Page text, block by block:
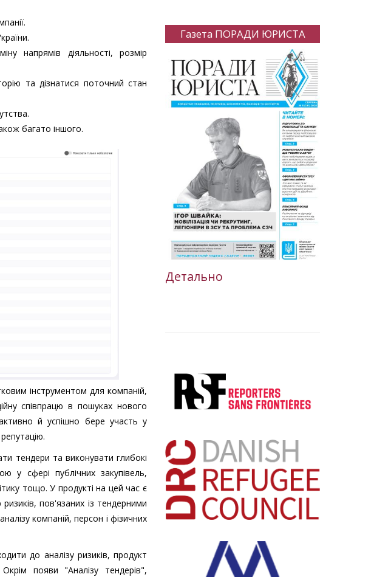
напрямів діяльності, розмір
та дізнатися поточний стан
багато іншого.
інструментом для компаній,
співпрацю в пошуках нового
й успішно бере участь у
тендери та виконувати глибокі
у сфері публічних закупівель,
тощо. У продукті на цей час є
пов'язаних із тендерними
компаній, персон і фізичних
до аналізу ризиків, продукт
появи "Аналізу тендерів",
Газета ПОРАДИ ЮРИСТА
Детально